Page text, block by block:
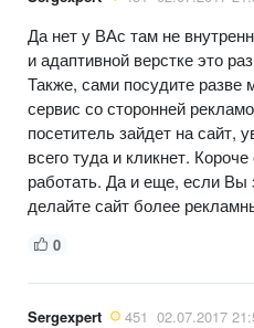
Да нет у ВАс там не
и адаптивной верстке это
Также, сами посудите разве
сервис со сторонней
посетитель зайдет на сайт,
всего туда и кликнет.
работать. Да и еще, если Вы
делайте сайт более
0
Sergexpert 451 02.07.2017